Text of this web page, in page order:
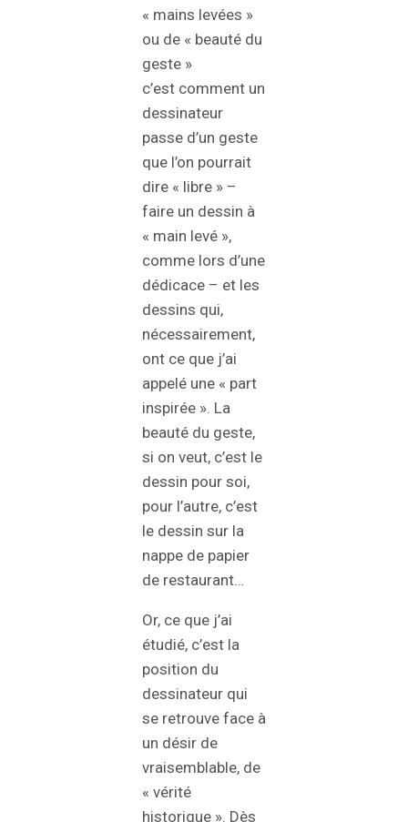
« mains levées »
ou de « beauté du
geste »
c’est comment un
dessinateur
passe d’un geste
que l’on pourrait
dire « libre » –
faire un dessin à
« main levé »,
comme lors d’une
dédicace – et les
dessins qui,
nécessairement,
ont ce que j’ai
appelé une « part
inspirée ». La
beauté du geste,
si on veut, c’est le
dessin pour soi,
pour l’autre, c’est
le dessin sur la
nappe de papier
de restaurant…
Or, ce que j’ai
étudié, c’est la
position du
dessinateur qui
se retrouve face à
un désir de
vraisemblable, de
« vérité
historique ». Dès